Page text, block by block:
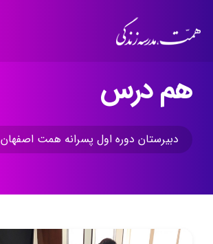
هم درس
دبیرستان دوره اول پسرانه همت اصفهان